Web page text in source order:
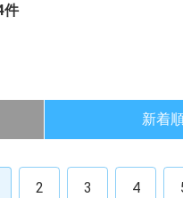
件
新着
2 3 4